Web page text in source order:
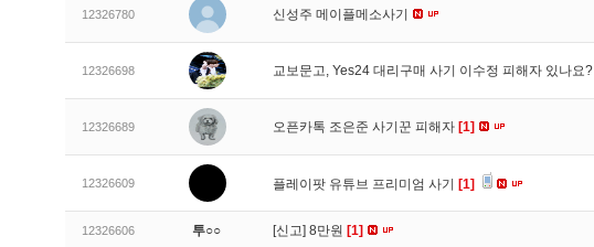
12326780 신성주 메이플메소사기
12326698 교보문고, Yes24 대리구매 사기 이수정 피해자 있나요?
12326689 오픈카톡 조은준 사기꾼 피해자 [1]
12326609 플레이팟 유튜브 프리미엄 사기 [1]
12326606 투○○ [신고] 8만원 [1]